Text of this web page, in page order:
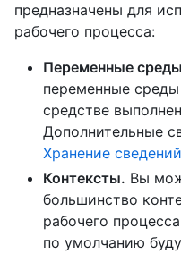
предназначены для
рабочего процесса:
Переменные
переменные
средстве
Дополнительные
Хранение
Контексты. Вы
большинство
рабочего
по умолчанию